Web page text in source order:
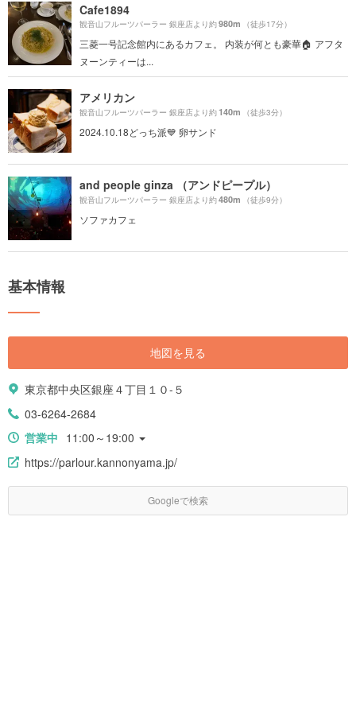
Cafe1894
観音山フルーツパーラー 銀座店より約980m （徒歩17分）
三菱一号記念館内にあるカフェ。 内装が何とも豪華🏠 アフタ
ヌーンティーは...
アメリカン
観音山フルーツパーラー 銀座店より約140m （徒歩3分）
2024.10.18どっち派💙 卵サンド
and people ginza （アンドピープル）
観音山フルーツパーラー 銀座店より約480m （徒歩9分）
ソファカフェ
基本情報
地図を見る
東京都中央区銀座４丁目１０-５
03-6264-2684
営業中 11:00～19:00
https://parlour.kannonyama.jp/
Googleで検索